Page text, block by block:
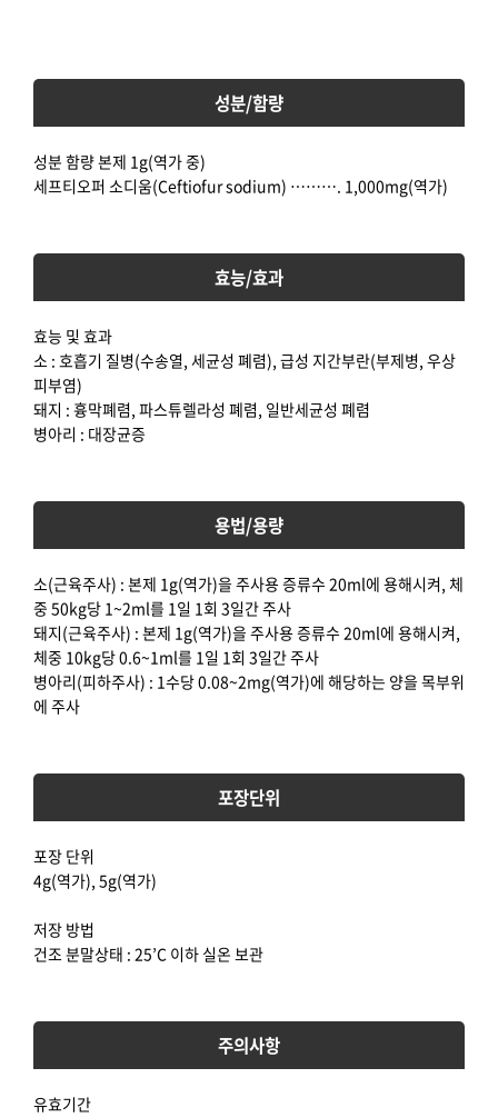
성분/함량
성분 함량 본제 1g(역가 중)
세프티오퍼 소디움(Ceftiofur sodium) ………. 1,000mg(역가)
효능/효과
효능 및 효과
소 : 호흡기 질병(수송열, 세균성 폐렴), 급성 지간부란(부제병, 우상
피부염)
돼지 : 흉막폐렴, 파스튜렐라성 폐렴, 일반세균성 폐렴
병아리 : 대장균증
용법/용량
소(근육주사) : 본제 1g(역가)을 주사용 증류수 20ml에 용해시켜, 체
중 50kg당 1~2ml를 1일 1회 3일간 주사
돼지(근육주사) : 본제 1g(역가)을 주사용 증류수 20ml에 용해시켜,
체중 10kg당 0.6~1ml를 1일 1회 3일간 주사
병아리(피하주사) : 1수당 0.08~2mg(역가)에 해당하는 양을 목부위
에 주사
포장단위
포장 단위
4g(역가), 5g(역가)
저장 방법
건조 분말상태 : 25’C 이하 실온 보관
주의사항
유효기간